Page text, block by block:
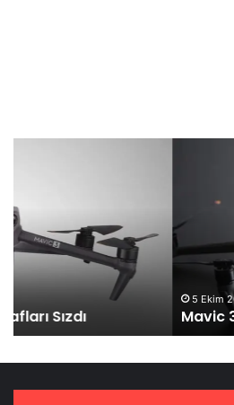
Fiyatı
Belli
Oldu
Mavic 3 Satış Fiyatı Belli Oldu